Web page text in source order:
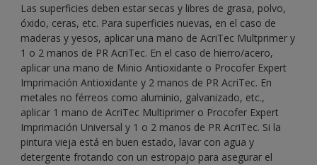
Las superficies deben estar secas y libres de grasa, polvo,
óxido, ceras, etc. Para superficies nuevas, en el caso de
maderas y yesos, aplicar una mano de AcriTec Multprimer y
1 o 2 manos de PR AcriTec. En el caso de hierro/acero,
aplicar una mano de Minio Antioxidante o Procofer Expert
Imprimación Antioxidante y 2 manos de PR AcriTec. En
metales no férreos como aluminio, galvanizado, etc.,
aplicar 1 mano de AcriTec Multiprimer o Procofer Expert
Imprimación Universal y 1 o 2 manos de PR AcriTec. Si la
pintura vieja está en buen estado, lavar con agua y
detergente frotando con un estropajo para asegurar el